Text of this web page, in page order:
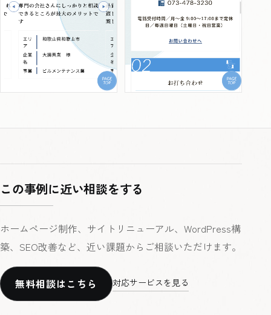
この事例に近い相談をする
ホームページ制作、サイトリニューアル、WordPress構
築、SEO改善など、近い課題からご相談いただけます。
無料相談はこちら 対応サービスを見る